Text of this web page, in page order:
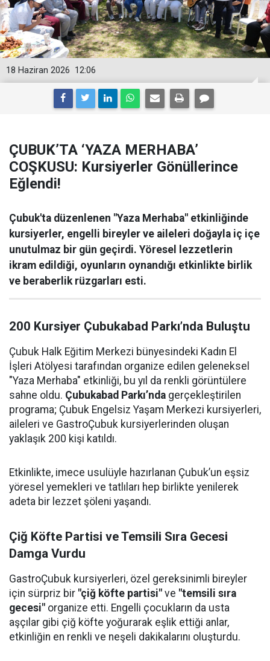
12:06
18 Haziran 2026
ÇUBUK’TA ‘YAZA MERHABA’
COŞKUSU: Kursiyerler Gönüllerince
Eğlendi!
Çubuk'ta düzenlenen "Yaza Merhaba" etkinliğinde
kursiyerler, engelli bireyler ve aileleri doğayla iç içe
unutulmaz bir gün geçirdi. Yöresel lezzetlerin
ikram edildiği, oyunların oynandığı etkinlikte birlik
ve beraberlik rüzgarları esti.
200 Kursiyer Çubukabad Parkı’nda Buluştu
Çubuk Halk Eğitim Merkezi bünyesindeki Kadın El
İşleri Atölyesi tarafından organize edilen geleneksel
"Yaza Merhaba" etkinliği, bu yıl da renkli görüntülere
sahne oldu. Çubukabad Parkı’nda gerçekleştirilen
programa; Çubuk Engelsiz Yaşam Merkezi kursiyerleri,
aileleri ve GastroÇubuk kursiyerlerinden oluşan
yaklaşık 200 kişi katıldı.
Etkinlikte, imece usulüyle hazırlanan Çubuk’un eşsiz
yöresel yemekleri ve tatlıları hep birlikte yenilerek
adeta bir lezzet şöleni yaşandı.
Çiğ Köfte Partisi ve Temsili Sıra Gecesi
Damga Vurdu
GastroÇubuk kursiyerleri, özel gereksinimli bireyler
için sürpriz bir "çiğ köfte partisi" ve "temsili sıra
gecesi" organize etti. Engelli çocukların da usta
aşçılar gibi çiğ köfte yoğurarak eşlik ettiği anlar,
etkinliğin en renkli ve neşeli dakikalarını oluşturdu.